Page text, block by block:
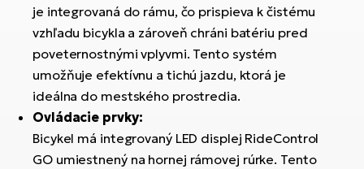
je integrovaná do rámu, čo prispieva k čistému
vzhľadu bicykla a zároveň chráni batériu pred
poveternostnými vplyvmi. Tento systém
umožňuje efektívnu a tichú jazdu, ktorá je
ideálna do mestského prostredia.
Ovládacie prvky:
Bicykel má integrovaný LED displej RideControl
GO umiestnený na hornej rámovej rúrke. Tento